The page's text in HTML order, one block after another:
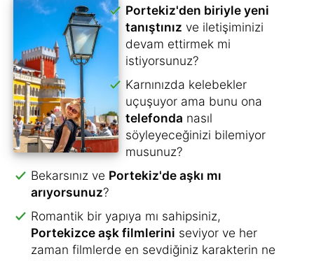
Portekiz'den biriyle yeni
tanıştınız ve iletişiminizi
devam ettirmek mi
istiyorsunuz?
Karnınızda kelebekler
uçuşuyor ama bunu ona
telefonda nasıl
söyleyeceğinizi bilemiyor
musunuz?
Bekarsınız ve Portekiz'de aşkı mı
arıyorsunuz?
Romantik bir yapıya mı sahipsiniz,
Portekizce aşk filmlerini seviyor ve her
zaman filmlerde en sevdiğiniz karakterin ne